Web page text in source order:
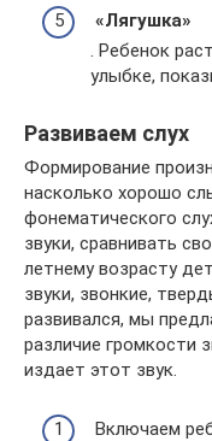
«Лягушка»
. Ребенок
улыбке,
Развиваем слух
Формирование
насколько хорошо
фонематического
звуки, сравнивать
летнему возрасту
звуки, звонкие,
развивался, мы
различие громкости
издает этот звук.
Включаем